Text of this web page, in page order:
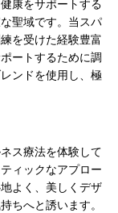
康をサポートする
聖域です。当スパ
を受けた経験豊富
ートするために調
ンドを使用し、極
ス療法を体験して
ィックなアプロー
よく、美しくデザ
ちへと誘います。